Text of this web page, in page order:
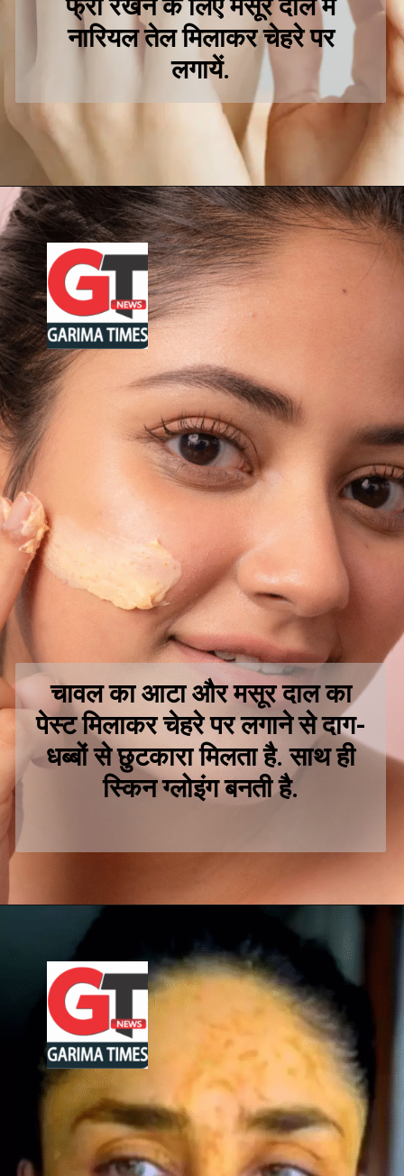
नारियल तेल मिलाकर चेहरे पर
लगायें.
चावल का आटा और मसूर दाल का
पेस्ट मिलाकर चेहरे पर लगाने से दाग-
धब्बों से छुटकारा मिलता है. साथ ही
स्किन ग्लोइंग बनती है.